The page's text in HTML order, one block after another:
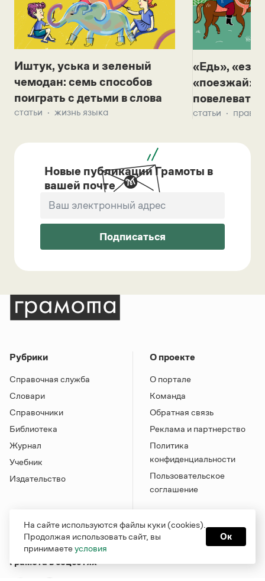
Иштук, уська и зеленый
чемодан: семь способов
поиграть с детьми в слова
статьи жизнь языка
«Едь»,
«поезжай»?
повелевать
статьи
Новые публикации Грамоты в
вашей почте
Подписаться
Рубрики
Справочная служба
Словари
Справочники
Библиотека
Журнал
Учебник
Издательство
О проекте
О портале
Команда
Обратная связь
Реклама и партнерство
Политика
конфиденциальности
Пользовательское
соглашение
Грамота в соцсетях
На сайте используются файлы куки (cookies).
Продолжая использовать сайт, вы
принимаетеусловия
Ок